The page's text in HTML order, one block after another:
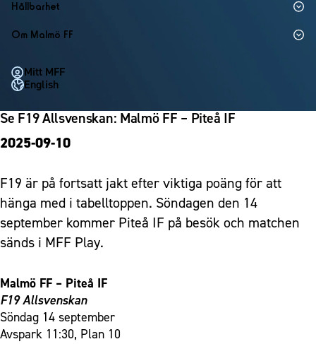
Fotbollsnätverket
P19
P17
F17
Malmö Trophy
Partner dam
MFF-museet & rundvandringar
Möte
Mässa
Sommarfest
Julshow
Vanliga frågor om 1910 Event
Hållbarhet
Hållbarhet
MFF i samhället
Nattfotboll
Himmelsblå Tillsammans
Grundskolefotboll mot rasismer
Skolakademier
Fonder
Om Malmö FF
Kontakt
Historik – herrlaget
Historik – damlaget
Policydokument
Personuppgiftspolicy
Mitt MFF
English
Se F19 Allsvenskan: Malmö FF – Piteå IF
2025-09-10
F19 är på fortsatt jakt efter viktiga poäng för att
hänga med i tabelltoppen. Söndagen den 14
september kommer Piteå IF på besök och matchen
sänds i MFF Play.
Malmö FF – Piteå IF
F19 Allsvenskan
Söndag 14 september
Avspark 11:30, Plan 10